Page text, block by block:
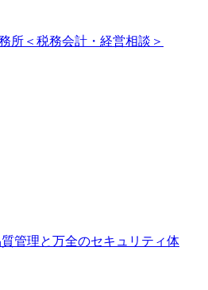
所＜税務会計・経営相談＞
管理と万全のセキュリティ体